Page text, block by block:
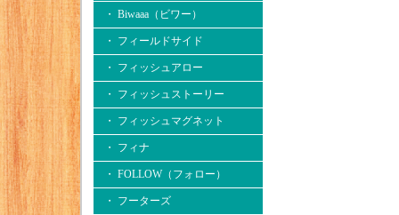
・ Biwaaa（ビワー）
・ フィールドサイド
・ フィッシュアロー
・ フィッシュストーリー
・ フィッシュマグネット
・ フィナ
・ FOLLOW（フォロー）
・ フーターズ